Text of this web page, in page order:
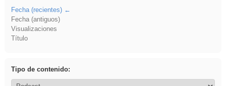
Fecha (recientes)
Fecha (antiguos)
Visualizaciones
Título
Tipo de contenido: